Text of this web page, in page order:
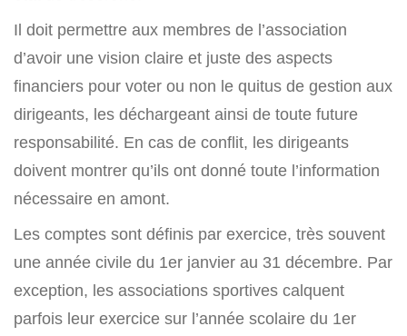
Il doit permettre aux membres de l’association
d’avoir une vision claire et juste des aspects
financiers pour voter ou non le quitus de gestion aux
dirigeants, les déchargeant ainsi de toute future
responsabilité. En cas de conflit, les dirigeants
doivent montrer qu’ils ont donné toute l’information
nécessaire en amont.
Les comptes sont définis par exercice, très souvent
une année civile du 1er janvier au 31 décembre. Par
exception, les associations sportives calquent
parfois leur exercice sur l’année scolaire du 1er